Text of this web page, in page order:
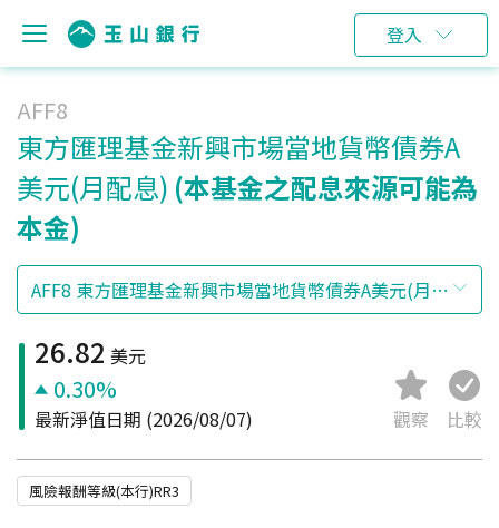
登入
AFF8
東方匯理基金新興市場當地貨幣債券A
美元(月配息) (本基金之配息來源可能為
本金)
26.82 美元
0.30%
最新淨值日期 (2026/08/07) 觀察 比較
風險報酬等級(本行)RR3